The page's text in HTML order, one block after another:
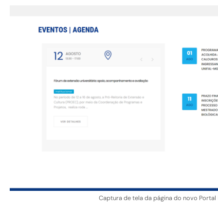
Captura de tela da página do novo